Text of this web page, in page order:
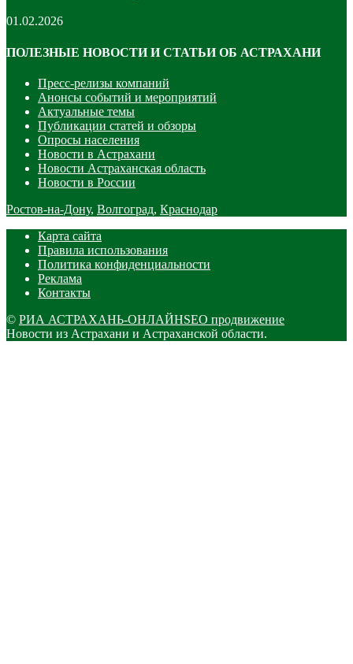
01.02.2026
ПОЛЕЗНЫЕ НОВОСТИ И СТАТЬИ ОБ АСТРАХАНИ
Пресс-релизы компаний
Анонсы событий и мероприятий
Актуальные темы
Публикации статей и обзоры
Опросы населения
Новости в Астрахани
Новости Астраханская область
Новости в России
Ростов-на-Дону, Волгоград, Краснодар
Карта сайта
Правила использования
Политика конфиденциальности
Реклама
Контакты
© РИА АСТРАХАНЬ-ОНЛАЙНSEO продвижение
Новости из Астрахани и Астраханской области.